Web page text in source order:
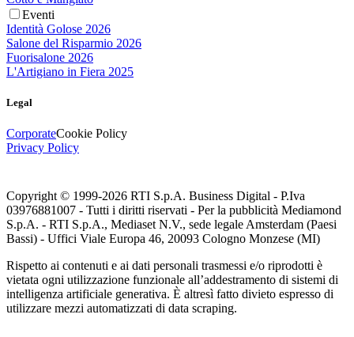
Eventi
Identità Golose 2026
Salone del Risparmio 2026
Fuorisalone 2026
L'Artigiano in Fiera 2025
Legal
CorporateCookie Policy
Privacy Policy
Copyright © 1999-2026 RTI S.p.A. Business Digital - P.Iva
03976881007 - Tutti i diritti riservati - Per la pubblicità Mediamond
S.p.A. - RTI S.p.A., Mediaset N.V., sede legale Amsterdam (Paesi
Bassi) - Uffici Viale Europa 46, 20093 Cologno Monzese (MI)
Rispetto ai contenuti e ai dati personali trasmessi e/o riprodotti è
vietata ogni utilizzazione funzionale all’addestramento di sistemi di
intelligenza artificiale generativa. È altresì fatto divieto espresso di
utilizzare mezzi automatizzati di data scraping.